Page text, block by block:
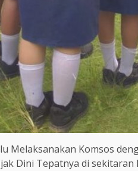
Komsos
Dini Tepatnya di